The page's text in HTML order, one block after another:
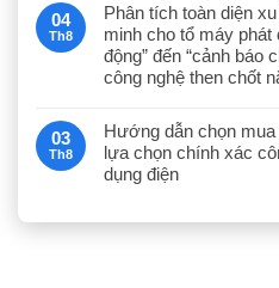
04
Th8
Phân tích toàn diện
minh cho tổ máy phát
động” đến “cảnh báo
công nghệ then chốt
03
Th8
Hướng dẫn chọn
lựa chọn chính xác
dụng điện